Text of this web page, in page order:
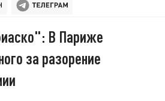
В Париже
за разорение